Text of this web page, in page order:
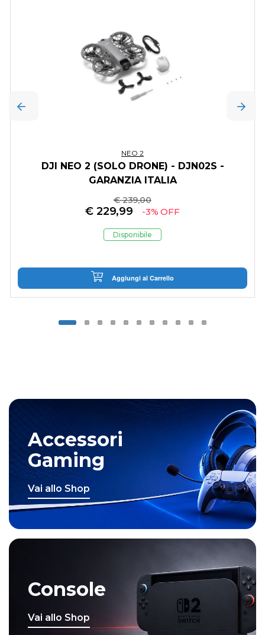
NEO 2
DJI NEO 2 (SOLO DRONE) - DJN02S -
GARANZIA ITALIA
€ 239,00
€ 229,99 -3% OFF
Disponibile
Aggiungi al Carrello
Accessori
Gaming
Vai allo Shop
Console
Vai allo Shop